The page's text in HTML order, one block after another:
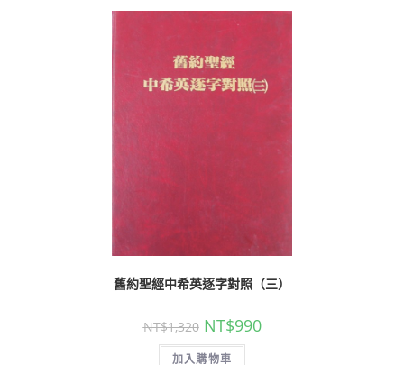
舊約聖經中希英逐字對照（三）
NT$1,320 NT$990
加入購物車